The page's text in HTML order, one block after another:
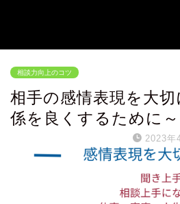
相談力向上のコツ
相手の感情表現を大
係を良くするために～
2023年